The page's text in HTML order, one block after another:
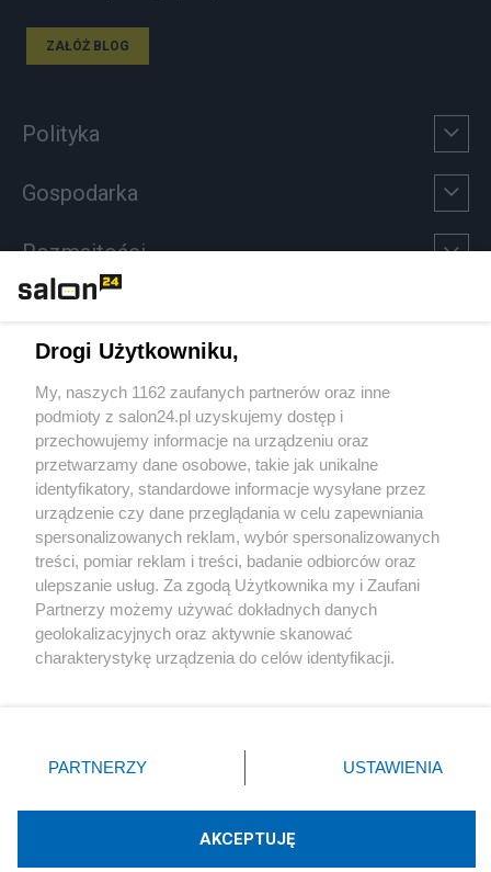
ZAŁÓŻ BLOG
Polityka
Gospodarka
Rozmaitości
Sport
Społeczeństwo
Kultura
X Facebook Instagram Youtube
Drogi Użytkowniku,
My, naszych 1162 zaufanych partnerów oraz inne
podmioty z salon24.pl uzyskujemy dostęp i
przechowujemy informacje na urządzeniu oraz
przetwarzamy dane osobowe, takie jak unikalne
identyfikatory, standardowe informacje wysyłane przez
urządzenie czy dane przeglądania w celu zapewniania
spersonalizowanych reklam, wybór spersonalizowanych
treści, pomiar reklam i treści, badanie odbiorców oraz
ulepszanie usług. Za zgodą Użytkownika my i Zaufani
Partnerzy możemy używać dokładnych danych
geolokalizacyjnych oraz aktywnie skanować
charakterystykę urządzenia do celów identyfikacji.
zmienić/wycofać klikając przycisk ustawień prywatności
znajdujący się w lewym dolnym rogu strony
rodzaje przetwarzania danych nie wymagają zgody
użytkownika, ale masz prawo sprzeciwić się takiemu
PARTNERZY USTAWIENIA
AKCEPTUJĘ